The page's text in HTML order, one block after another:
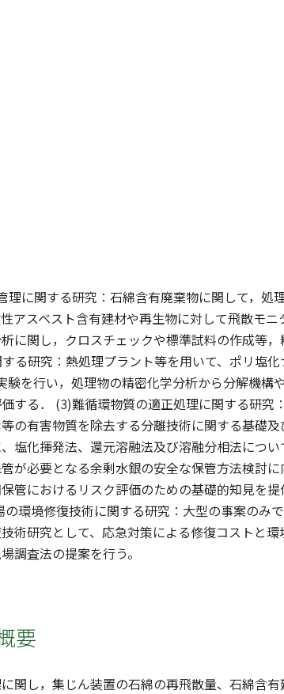
理に関する研究：石綿含有廃棄物に関して，
アスベスト含有建材や再生物に対して飛散モ
に関し，クロスチェックや標準試料の作成等，
る研究：熱処理プラント等を用いて、ポリ塩
験を行い，処理物の精密化学分析から分解機構
する． (3)難循環物質の適正処理に関する研
の有害物質を除去する分離技術に関する基礎
塩化揮発法、還元溶融法及び溶融分相法につ
が必要となる余剰水銀の安全な保管方法検討
管におけるリスク評価のための基礎的知見を提
環境修復技術に関する研究：大型の事案のみ
術研究として、応急対策による修復コストと
調査法の提案を行う。
要
関し，集じん装置の石綿の再飛散量、石綿含